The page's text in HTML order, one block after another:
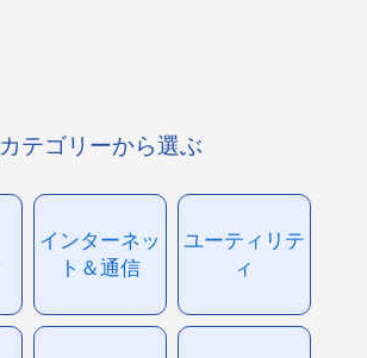
カテゴリーから選ぶ
インターネッ
ト＆通信
ユーティリテ
ィ